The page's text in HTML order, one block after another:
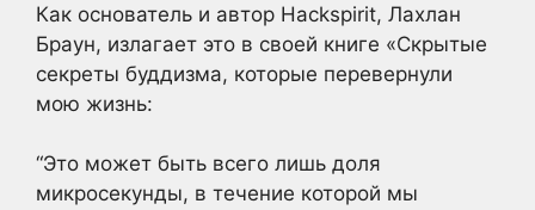
Как основатель и автор Hackspirit, Лахлан
Браун, излагает это в своей книге «Скрытые
секреты буддизма, которые перевернули
мою жизнь:
“Это может быть всего лишь доля
микросекунды, в течение которой мы